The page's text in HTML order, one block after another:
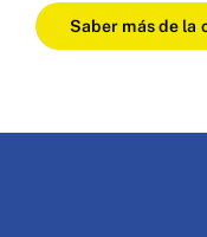
Saber más de la